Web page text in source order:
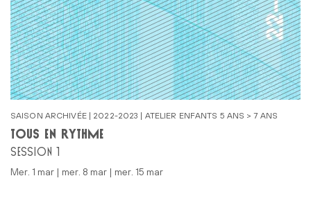
SAISON ARCHIVÉE | 2022-2023 | ATELIER ENFANTS 5 ANS > 7 ANS
TOUS EN RYTHME
SESSION 1
mer. 1 mar | mer. 8 mar | mer. 15 mar